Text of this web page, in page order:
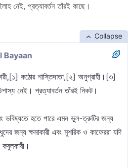
নেই, প্রত্যাবর্তন তাঁরই কাছে।
Collapse
Bayaan
কঠোর শাস্তিদাতা,[২] অনুগ্রাহী।[৩]
নেই। প্রত্যাবর্তন তাঁরই নিকট।
ভবিষ্যতে হতে পারে এমন ভুল-ত্রুটির জন্য
জন্য ক্ষমাকারী এবং মুশরিক ও কাফেররা যদি